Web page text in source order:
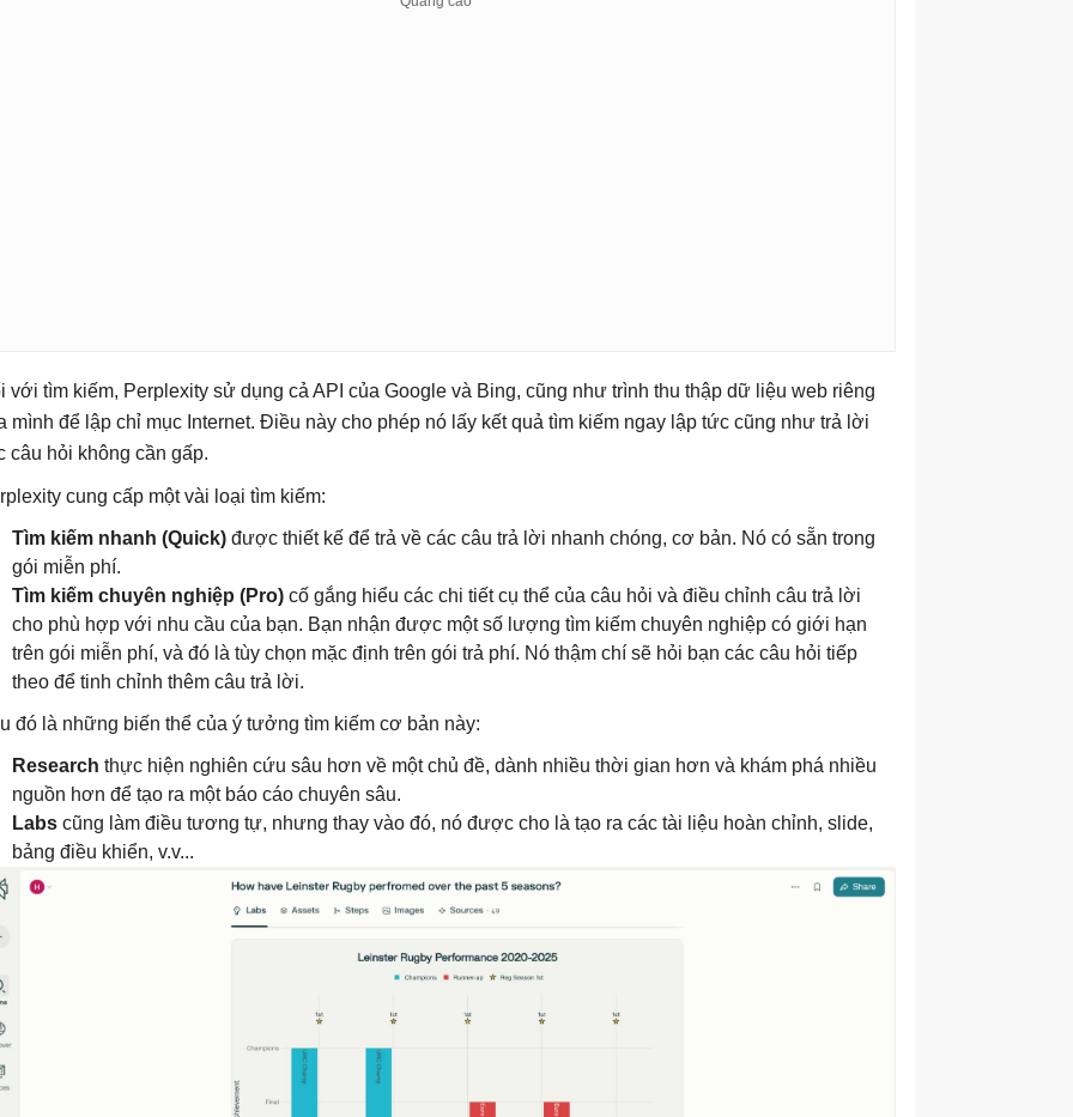
với tìm kiếm, Perplexity sử dụng cả API của Google và Bing, cũng như trình thu thập dữ liệu web riêng
mình để lập chỉ mục Internet. Điều này cho phép nó lấy kết quả tìm kiếm ngay lập tức cũng như trả lời
câu hỏi không cần gấp.
cung cấp một vài loại tìm kiếm:
Tìm kiếm nhanh (Quick) được thiết kế để trả về các câu trả lời nhanh chóng, cơ bản. Nó có sẵn trong
gói miễn phí.
Tìm kiếm chuyên nghiệp (Pro) cố gắng hiểu các chi tiết cụ thể của câu hỏi và điều chỉnh câu trả lời
cho phù hợp với nhu cầu của bạn. Bạn nhận được một số lượng tìm kiếm chuyên nghiệp có giới hạn
trên gói miễn phí, và đó là tùy chọn mặc định trên gói trả phí. Nó thậm chí sẽ hỏi bạn các câu hỏi tiếp
theo để tinh chỉnh thêm câu trả lời.
đó là những biến thể của ý tưởng tìm kiếm cơ bản này:
Research thực hiện nghiên cứu sâu hơn về một chủ đề, dành nhiều thời gian hơn và khám phá nhiều
nguồn hơn để tạo ra một báo cáo chuyên sâu.
Labs cũng làm điều tương tự, nhưng thay vào đó, nó được cho là tạo ra các tài liệu hoàn chỉnh, slide,
bảng điều khiển, v.v...